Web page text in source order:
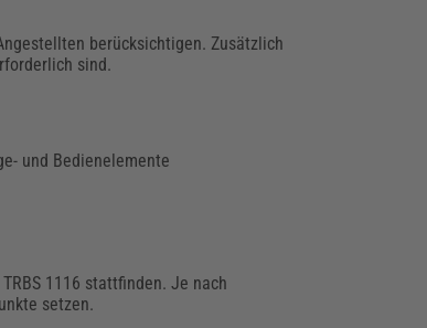
berücksichtigen. Zusätzlich
sind.
und Bedienelemente
TRBS 1116 stattfinden. Je nach
setzen.